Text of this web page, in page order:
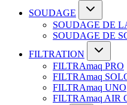
SOUDAGE
SOUDAGE DE
SOUDAGE DE
FILTRATION
FILTRAmaq PRO
FILTRAmaq
FILTRAmaq UNO
FILTRAmaq AIR